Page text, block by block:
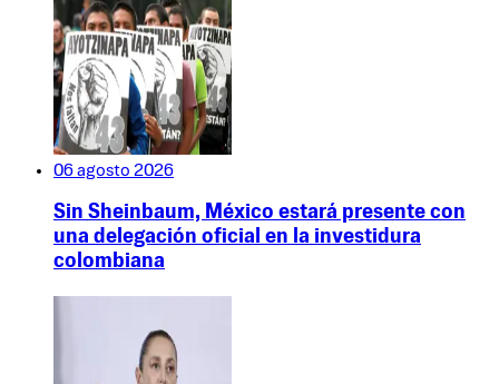
06 agosto 2026
Sin Sheinbaum, México estará presente con
una delegación oficial en la investidura
colombiana